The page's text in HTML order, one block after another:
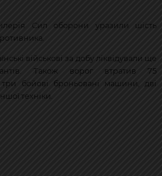
Сил оборони уразили шість
військові за добу ліквідували ще
Також ворог втратив 75
три бойові броньовані машини, дві
техніки.